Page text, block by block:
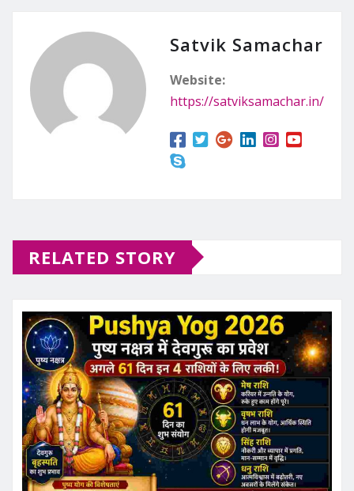
Satvik Samachar
Website:
https://satviksamachar.in/
RELATED STORY